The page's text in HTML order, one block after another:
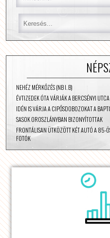
NEHÉZ MÉRKŐZÉS (NB I. B)
ÉVTIZEDEK ÓTA VÁRJÁK A BERCSÉNYI
IDÉN IS VÁRJA A CIPŐSDOBOZOKAT A
SASOK OROSZLÁNYBAN BIZONYÍTOTTAK
FRONTÁLISAN ÜTKÖZÖTT KÉT AUTÓ A 85-
FOTÓK